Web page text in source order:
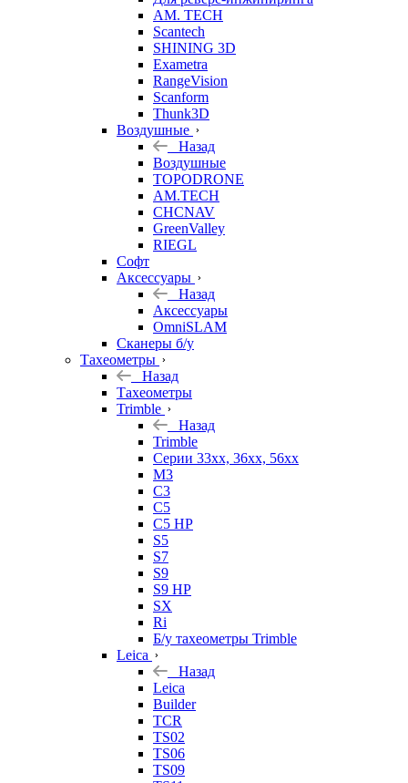
AM. TECH
Scantech
SHINING 3D
Exametra
RangeVision
Scanform
Thunk3D
Воздушные
Назад
Воздушные
TOPODRONE
AM.TECH
CHCNAV
GreenValley
RIEGL
Софт
Аксессуары
Назад
Аксессуары
OmniSLAM
Сканеры б/у
Тахеометры
Назад
Тахеометры
Trimble
Назад
Trimble
Серии 33xx, 36xx, 56xx
M3
C3
C5
C5 HP
S5
S7
S9
S9 HP
SX
Ri
Б/у тахеометры Trimble
Leica
Назад
Leica
Builder
TCR
TS02
TS06
TS09